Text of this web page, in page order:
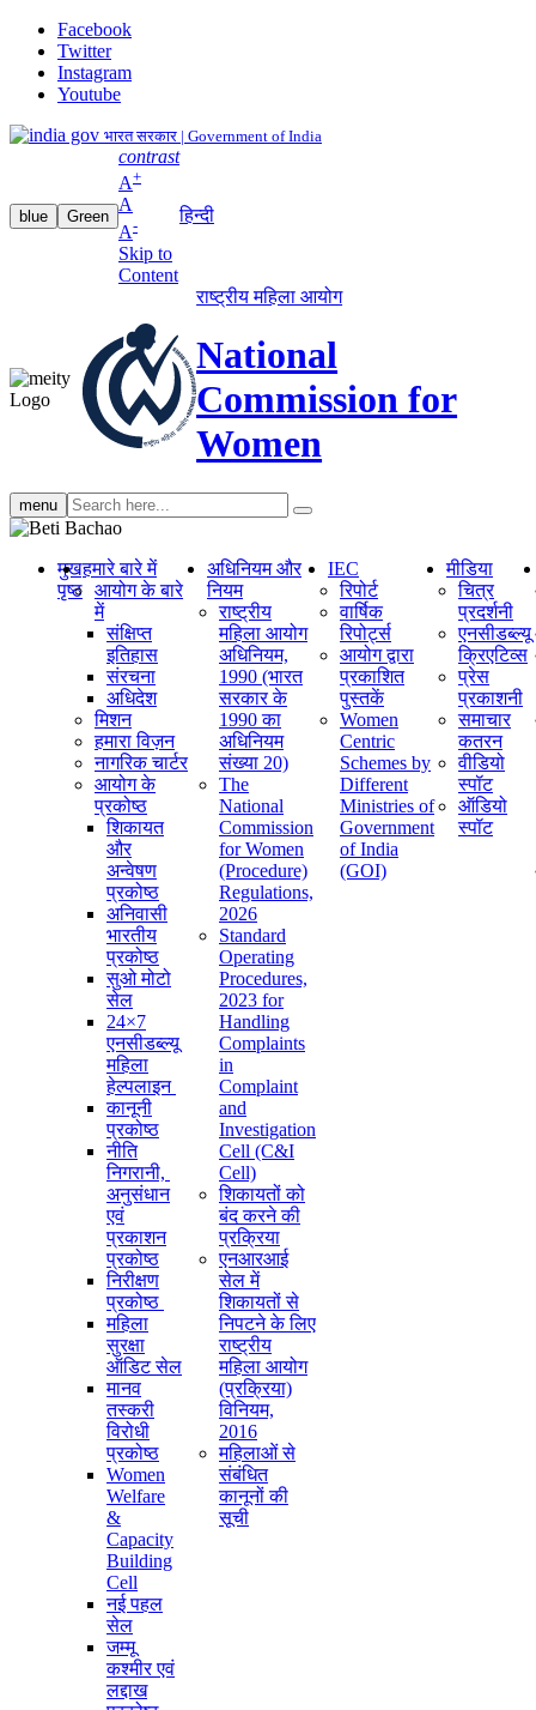
Facebook
Twitter
Instagram
Youtube
भारत सरकार | Government of India
blue Green
contrast
A+
A
A-
Skip to
Content
हिन्दी
राष्ट्रीय महिला आयोग
National
Commission for
Women
menu Search
search
मुख
पृष्ठ
हमारे बारे में
आयोग के बारे
में
संक्षिप्‍त
इतिहास
संरचना
अधिदेश
मिशन
हमारा विज़न
नागरिक चार्टर
आयोग के
प्रकोष्ठ
शिकायत
और
अन्वेषण
प्रकोष्ठ
अनिवासी
भारतीय
प्रकोष्ठ
सुओ मोटो
सेल
24×7
एनसीडब्ल्यू
महिला
हेल्पलाइन
कानूनी
प्रकोष्ठ
नीति
निगरानी, ​​
अनुसंधान
एवं
प्रकाशन
प्रकोष्ठ
निरीक्षण
प्रकोष्ठ
महिला
सुरक्षा
ऑडिट सेल
मानव
तस्करी
विरोधी
प्रकोष्ठ
Women
Welfare
&
Capacity
Building
Cell
नई पहल
सेल
जम्मू
कश्मीर एवं
लद्दाख
अधिनियम और
नियम
राष्ट्रीय
महिला आयोग
अधिनियम,
1990 (भारत
सरकार के
1990 का
अधिनियम
संख्या 20)
The
National
Commission
for Women
(Procedure)
Regulations,
2026
Standard
Operating
Procedures,
2023 for
Handling
Complaints
in
Complaint
and
Investigation
Cell (C&I
Cell)
शिकायतों को
बंद करने की
प्रक्रिया
एनआरआई
सेल में
शिकायतों से
निपटने के लिए
राष्ट्रीय
महिला आयोग
(प्रक्रिया)
विनियम,
2016
महिलाओं से
संबंधित
कानूनों की
सूची
IEC
रिपोर्ट
वार्षिक
रिपोर्ट्स
आयोग द्वारा
प्रकाशित
पुस्तकें
Women
Centric
Schemes by
Different
Ministries of
Government
of India
(GOI)
मीडिया
चित्र
प्रदर्शनी
एनसीडब्ल्यू
क्रिएटिव्स
प्रेस
प्रकाशनी
समाचार
कतरन
वीडियो
स्पॉट
ऑडियो
स्पॉट